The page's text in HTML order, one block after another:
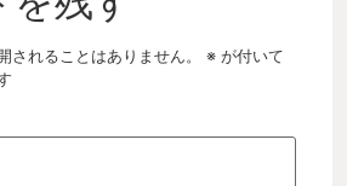
されることはありません。 ※ が付いて